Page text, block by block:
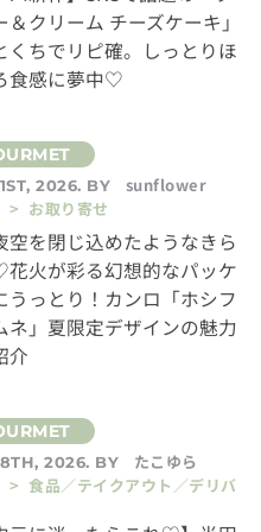
＆クリーム チーズケーキ」
くちでリピ確。しっとりほ
食感に夢中♡
2026. BY
sunflower
> お取り寄せ
空を閉じ込めたようなきら
火が彩る幻想的なパッケ
うっとり！カンロ「ホシフ
ネ」夏限定デザインの魅力
介
2026. BY
たこゆら
> 食品／テイクアウト／デリバ